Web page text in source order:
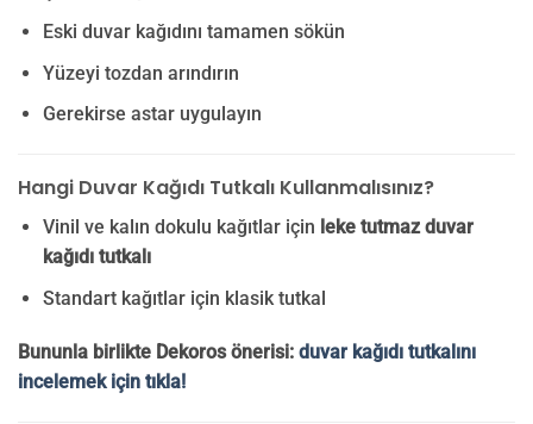
Eski duvar kağıdını tamamen sökün
Yüzeyi tozdan arındırın
Gerekirse astar uygulayın
Hangi Duvar Kağıdı Tutkalı Kullanmalısınız?
Vinil ve kalın dokulu kağıtlar için leke tutmaz duvar
kağıdı tutkalı
Standart kağıtlar için klasik tutkal
Bununla birlikte Dekoros önerisi: duvar kağıdı tutkalını
incelemek için tıkla!